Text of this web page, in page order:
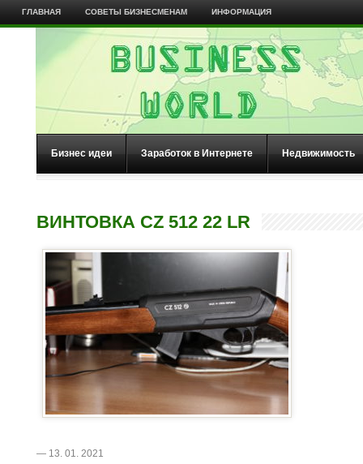
ГЛАВНАЯ СОВЕТЫ БИЗНЕСМЕНАМ ИНФОРМАЦИЯ
Бизнес идеи Заработок в Интернете Недвижимость
ВИНТОВКА CZ 512 22 LR
— 13. 01. 2021